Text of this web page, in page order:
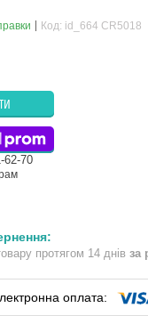
Код: id_664 CR5018
62-70
протягом 14 днів за